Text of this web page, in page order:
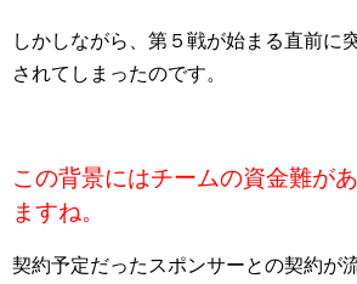
しかしながら、第５戦が始まる直前に
されてしまったのです。
この背景にはチームの資金難が
ますね。
契約予定だったスポンサーとの契約が